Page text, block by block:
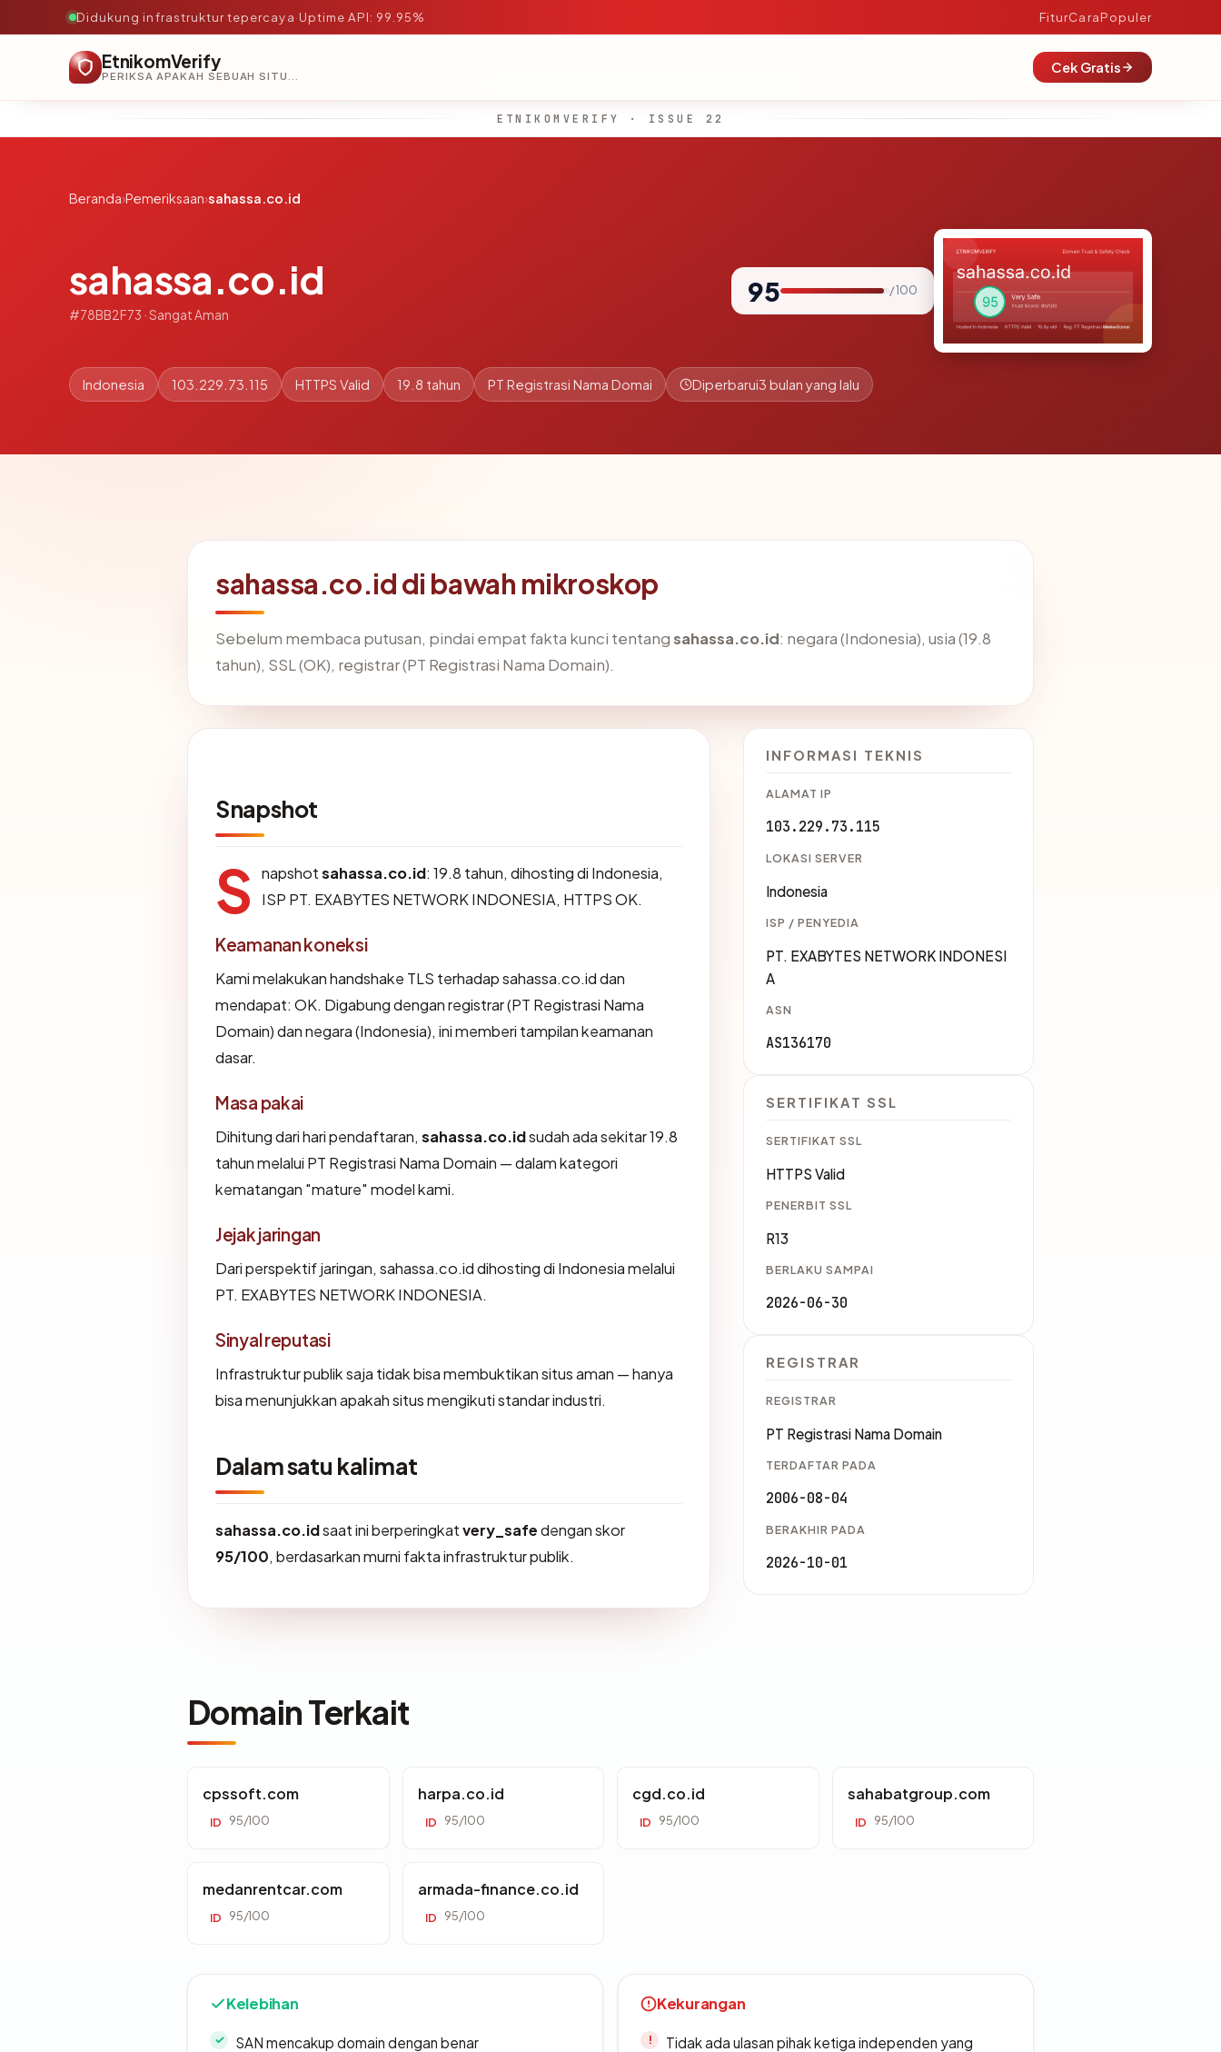
Didukung infrastruktur tepercaya·Uptime API: 99.95% FiturCaraPopuler
EtnikomVerify
PERIKSA APAKAH SEBUAH SITUS AMAN, TEPERCAYA, DAN TERVERIFIKASI DALAM HITUNGAN DETIK.
Cek Gratis
ETNIKOMVERIFY · ISSUE 22
Beranda›Pemeriksaan›sahassa.co.id
sahassa.co.id
#78BB2F73 · Sangat Aman
95 / 100
Indonesia 103.229.73.115 HTTPS Valid 19.8 tahun PT Registrasi Nama Domai Diperbarui3 bulan yang lalu
sahassa.co.id di bawah mikroskop
Sebelum membaca putusan, pindai empat fakta kunci tentangsahassa.co.id: negara (Indonesia), usia (19.8
tahun), SSL (OK), registrar (PT Registrasi Nama Domain).
Snapshot
S napshotsahassa.co.id: 19.8 tahun, dihosting di Indonesia,
ISP PT. EXABYTES NETWORK INDONESIA, HTTPS OK.
Keamanan koneksi
Kami melakukan handshake TLS terhadap sahassa.co.id dan
mendapat: OK. Digabung dengan registrar (PT Registrasi Nama
Domain) dan negara (Indonesia), ini memberi tampilan keamanan
dasar.
Masa pakai
Dihitung dari hari pendaftaran, sahassa.co.idsudah ada sekitar 19.8
tahun melalui PT Registrasi Nama Domain — dalam kategori
kematangan "mature" model kami.
Jejak jaringan
Dari perspektif jaringan, sahassa.co.id dihosting di Indonesia melalui
PT. EXABYTES NETWORK INDONESIA.
Sinyal reputasi
Infrastruktur publik saja tidak bisa membuktikan situs aman — hanya
bisa menunjukkan apakah situs mengikuti standar industri.
Dalam satu kalimat
sahassa.co.idsaat ini berperingkatvery_safedengan skor
95/100, berdasarkan murni fakta infrastruktur publik.
INFORMASI TEKNIS
ALAMAT IP
103.229.73.115
LOKASI SERVER
Indonesia
ISP / PENYEDIA
PT. EXABYTES NETWORK INDONESI
A
ASN
AS136170
SERTIFIKAT SSL
SERTIFIKAT SSL
HTTPS Valid
PENERBIT SSL
R13
BERLAKU SAMPAI
2026-06-30
REGISTRAR
REGISTRAR
PT Registrasi Nama Domain
TERDAFTAR PADA
2006-08-04
BERAKHIR PADA
2026-10-01
Domain Terkait
cpssoft.com
ID 95/100
harpa.co.id
ID 95/100
cgd.co.id
ID 95/100
sahabatgroup.com
ID 95/100
medanrentcar.com
ID 95/100
armada-finance.co.id
ID 95/100
Kelebihan
SAN mencakup domain dengan benar
Kekurangan
Tidak ada ulasan pihak ketiga independen yang